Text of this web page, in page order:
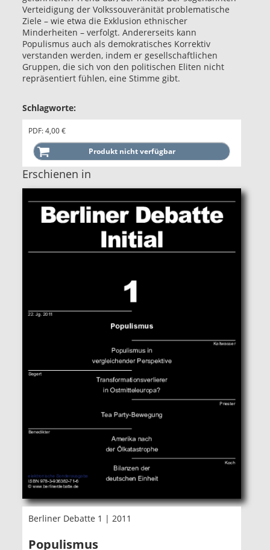
Verteidigung der Volkssouveränität problematische
Ziele – wie etwa die Exklusion ethnischer
Minderheiten – verfolgt. Andererseits kann
Populismus auch als demokratisches Korrektiv
verstanden werden, indem er gesellschaftlichen
Gruppen, die sich von den politischen Eliten nicht
repräsentiert fühlen, eine Stimme gibt.
Schlagworte:
PDF: 4,00 €
Erschienen in
Berliner Debatte 1 | 2011
Populismus